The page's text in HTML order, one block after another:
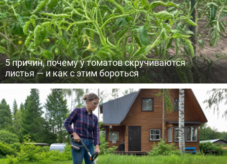
5 причин, почему у томатов скручиваются
листья — и как с этим бороться